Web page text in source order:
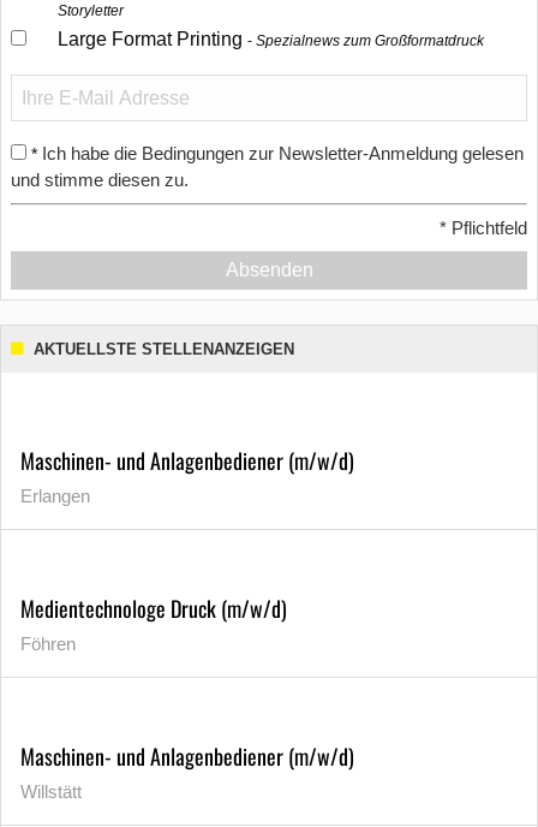
Storyletter
Large Format Printing Spezialnews zum Großformatdruck
* Ich habe die Bedingungen zur Newsletter-Anmeldung gelesen
und stimme diesen zu.
* Pflichtfeld
Absenden
AKTUELLSTE STELLENANZEIGEN
Maschinen- und Anlagenbediener (m/w/d)
Erlangen
Medientechnologe Druck (m/w/d)
Föhren
Maschinen- und Anlagenbediener (m/w/d)
Willstätt